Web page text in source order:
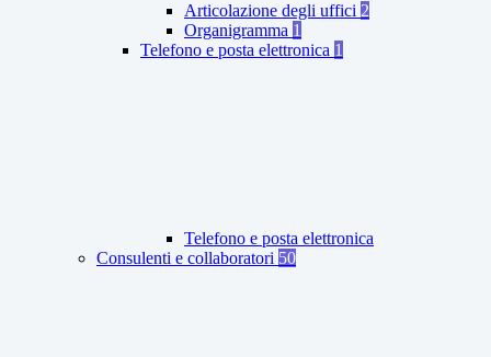
Articolazione degli uffici 2
Organigramma 1
Telefono e posta elettronica 1
Telefono e posta elettronica
Consulenti e collaboratori 50